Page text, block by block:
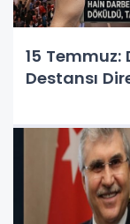
15
Destansı